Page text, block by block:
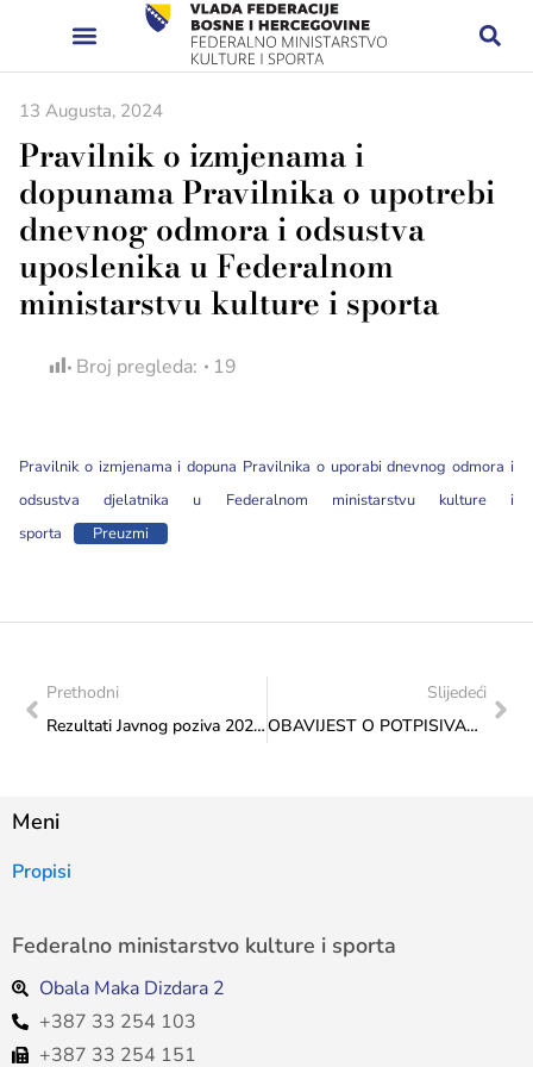
13 Augusta, 2024
Pravilnik o izmjenama i
dopunama Pravilnika o upotrebi
dnevnog odmora i odsustva
uposlenika u Federalnom
ministarstvu kulture i sporta
Broj pregleda: 19
Pravilnik o izmjenama i dopuna Pravilnika o uporabi dnevnog odmora i
odsustva djelatnika u Federalnom ministarstvu kulture i
sporta
Preuzmi
Prethodni
Rezultati Javnog poziva 2024: Transfer za mlade
Slijedeći
OBAVIJEST O POTPISIVANJU UGOVORA: Trasfer za institucije nauke i kulture od značaja za BiH i Transfer za mlade
Meni
Propisi
Federalno ministarstvo kulture i sporta
Obala Maka Dizdara 2
+387 33 254 103
+387 33 254 151